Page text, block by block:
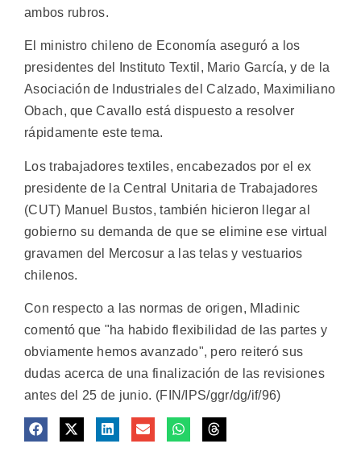
ambos rubros.
El ministro chileno de Economía aseguró a los
presidentes del Instituto Textil, Mario García, y de la
Asociación de Industriales del Calzado, Maximiliano
Obach, que Cavallo está dispuesto a resolver
rápidamente este tema.
Los trabajadores textiles, encabezados por el ex
presidente de la Central Unitaria de Trabajadores
(CUT) Manuel Bustos, también hicieron llegar al
gobierno su demanda de que se elimine ese virtual
gravamen del Mercosur a las telas y vestuarios
chilenos.
Con respecto a las normas de origen, Mladinic
comentó que "ha habido flexibilidad de las partes y
obviamente hemos avanzado", pero reiteró sus
dudas acerca de una finalización de las revisiones
antes del 25 de junio. (FIN/IPS/ggr/dg/if/96)